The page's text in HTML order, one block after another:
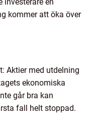
kommer att öka över
Aktier med utdelning
ekonomiska
går bra kan
fall helt stoppad.